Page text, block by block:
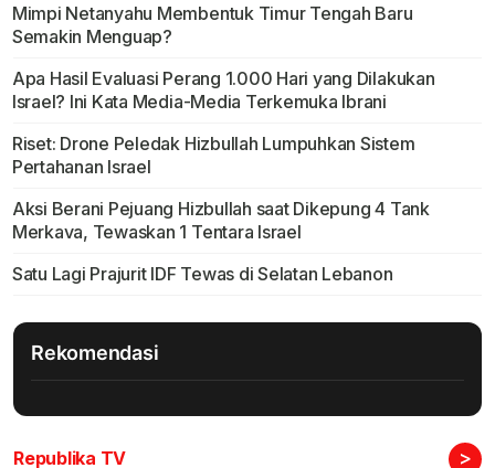
Mimpi Netanyahu Membentuk Timur Tengah Baru
Semakin Menguap?
Apa Hasil Evaluasi Perang 1.000 Hari yang Dilakukan
Israel? Ini Kata Media-Media Terkemuka Ibrani
Riset: Drone Peledak Hizbullah Lumpuhkan Sistem
Pertahanan Israel
Aksi Berani Pejuang Hizbullah saat Dikepung 4 Tank
Merkava, Tewaskan 1 Tentara Israel
Satu Lagi Prajurit IDF Tewas di Selatan Lebanon
Rekomendasi
Republika TV >